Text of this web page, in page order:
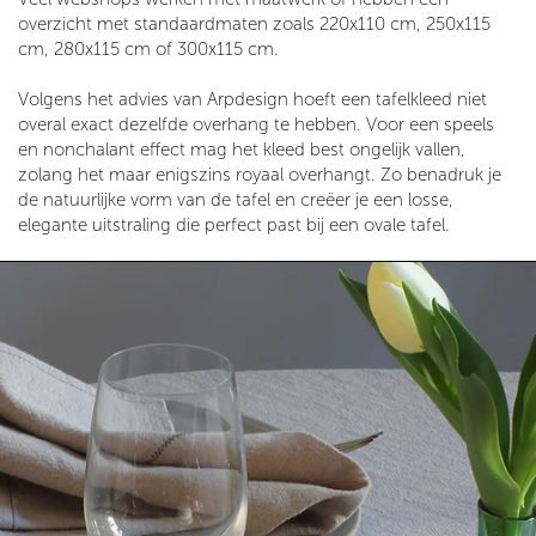
overzicht met standaardmaten zoals 220x110 cm, 250x115
cm, 280x115 cm of 300x115 cm.
Volgens het advies van Arpdesign hoeft een tafelkleed niet
overal exact dezelfde overhang te hebben. Voor een speels
en nonchalant effect mag het kleed best ongelijk vallen,
zolang het maar enigszins royaal overhangt. Zo benadruk je
de natuurlijke vorm van de tafel en creëer je een losse,
elegante uitstraling die perfect past bij een ovale tafel.